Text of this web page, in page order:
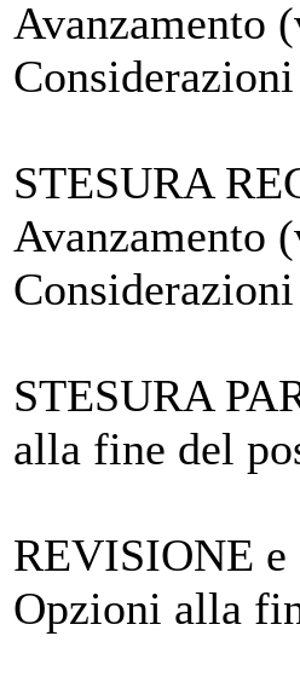
Avanzamento
Considerazioni
STESURA
Avanzamento
Considerazioni
STESURA
alla fine del
REVISIONE
Opzioni alla